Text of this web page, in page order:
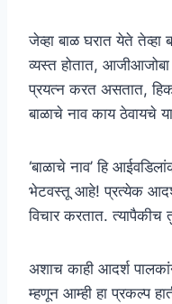
जेव्हा बाळ घरात येते तेव्हा
व्यस्त होतात, आजीआजोबा
प्रयत्न करत असतात,
बाळाचे नाव काय ठेवायचे
‘बाळाचे नाव’ हि
भेटवस्तू आहे! प्रत्येक आदर्श
विचार करतात. त्यापैकीच
अशाच काही आदर्श
म्हणून आम्ही हा प्रकल्प